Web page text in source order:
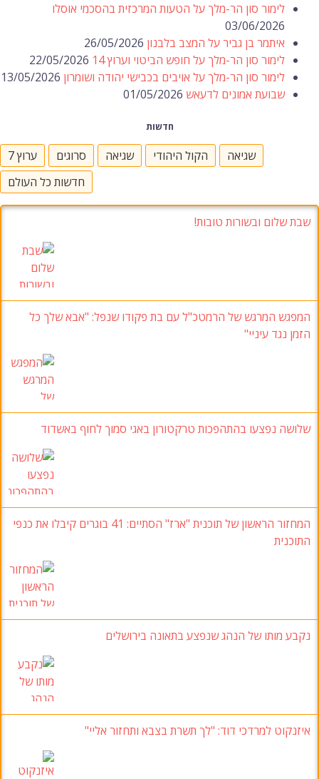
לימור סון הר-מלך על הטעות המרכזית בהסכמי אוסלו
03/06/2026
איתמר בן גביר על המצב בלבנון 26/05/2026
לימור סון הר-מלך על חופש הביטוי וערוץ 14
22/05/2026
לימור סון הר-מלך על אויבים בכבישי יהודה ושומרון 13/05/2026
שבועת אמונים לדעאש 01/05/2026
חדשות
ערוץ 7 סרוגים שגיאה הקול היהודי
שגיאה
חדשות כל העולם
שבת שלום ובשורות טובות!
המפגש המרגש של הרמטכ"ל עם בת פקודו שנפל: "אבא שלך כל
הזמן נגד עיניי"
שלושה נפצעו בהתהפכות טרקטורון באגי סמוך לחוף באשדוד
המחזור הראשון של תוכנית "ארז" הסתיים: 41 בוגרים קיבלו את כנפי
התוכנית
נקבע מותו של הנהג שנפצע בתאונה בירושלים
איזנקוט למרדכי דוד: "לך תשרת בצבא ותחזור אליי"